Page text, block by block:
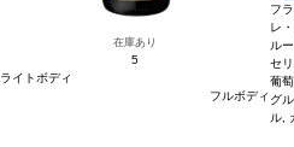
在庫あり
5
ライトボディ
フルボディ
フ
レ
ル
セ
葡
グ
ル,